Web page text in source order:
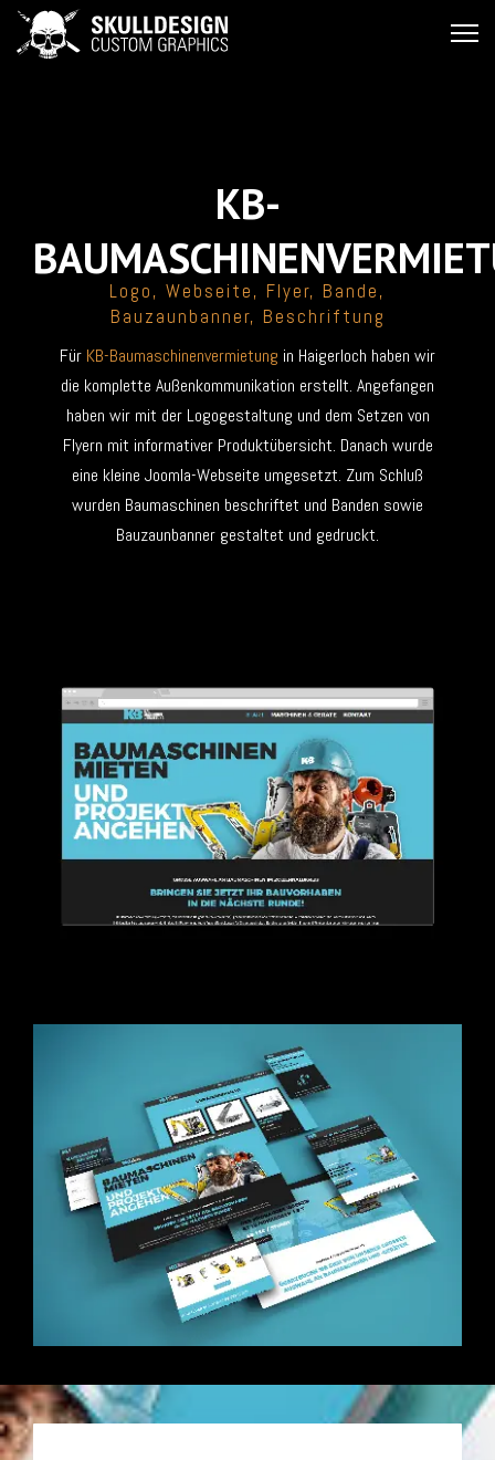
KB-
Logo, Webseite, Flyer, Bande,
Bauzaunbanner, Beschriftung
Für KB-Baumaschinenvermietung in Haigerloch haben wir
die komplette Außenkommunikation erstellt. Angefangen
haben wir mit der Logogestaltung und dem Setzen von
Flyern mit informativer Produktübersicht. Danach wurde
eine kleine Joomla-Webseite umgesetzt. Zum Schluß
wurden Baumaschinen beschriftet und Banden sowie
Bauzaunbanner gestaltet und gedruckt.